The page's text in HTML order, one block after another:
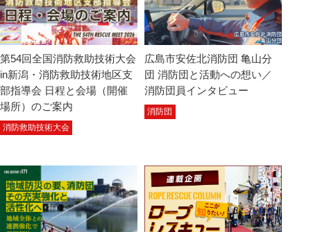
第54回全国消防救助技術大会
in新潟・消防救助技術地区支
部指導会 日程と会場（開催
場所）のご案内
消防救助技術大会
広島市安佐北消防団 亀山分
団 消防団と活動への想い／
消防団員インタビュー
消防団